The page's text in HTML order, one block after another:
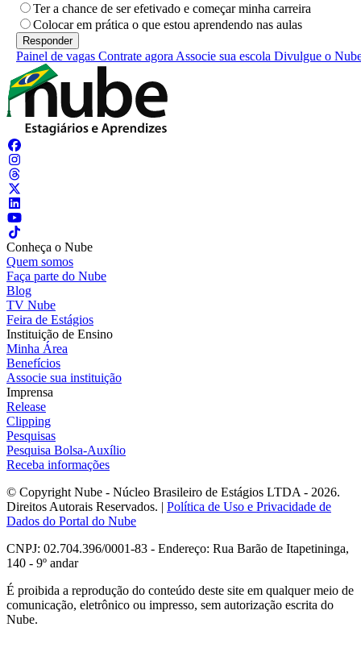
Ter a chance de ser efetivado e começar minha carreira
Colocar em prática o que estou aprendendo nas aulas
Painel de vagas Contrate agora Associe sua escola Divulgue o
Conheça o Nube
Quem somos
Faça parte do Nube
Blog
TV Nube
Feira de Estágios
Instituição de Ensino
Minha Área
Benefícios
Associe sua instituição
Imprensa
Release
Clipping
Pesquisas
Pesquisa Bolsa-Auxílio
Receba informações
© Copyright Nube - Núcleo Brasileiro de Estágios LTDA - 2026.
Direitos Autorais Reservados. | Política de Uso e Privacidade de
Dados do Portal do Nube
CNPJ: 02.704.396/0001-83 - Endereço: Rua Barão de Itapetininga,
140 - 9º andar
É proibida a reprodução do conteúdo deste site em qualquer meio de
comunicação, eletrônico ou impresso, sem autorização escrita do
Nube.